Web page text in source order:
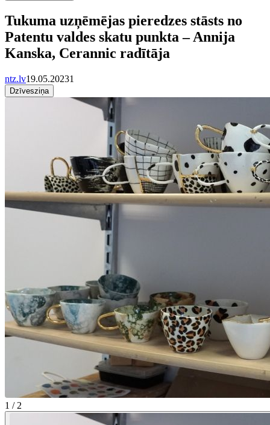
Tukuma uzņēmējas pieredzes stāsts no
Patentu valdes skatu punkta – Annija
Kanska, Cerannic radītāja
ntz.lv19.05.20231
Dzīvesziņa
1 / 2